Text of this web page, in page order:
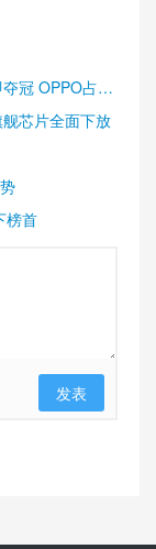
冠 OPPO占据
芯片全面下放
榜首
发表